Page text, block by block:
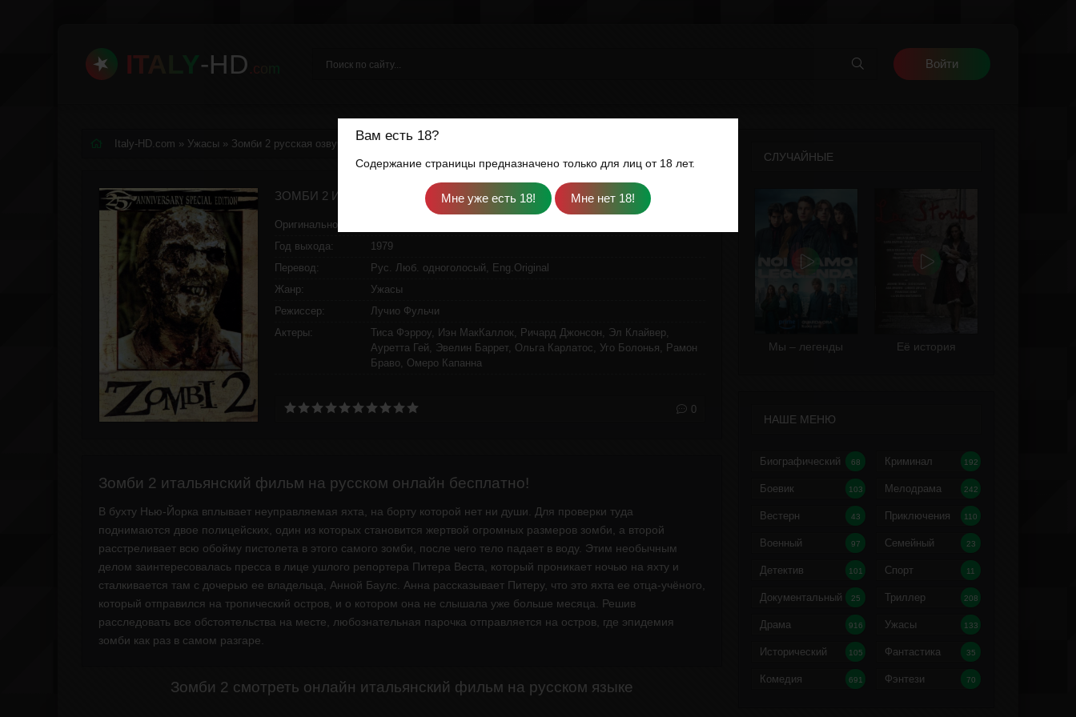
ITALY-HD .com Войти
СЛУЧАЙНЫЕ
Мы – легенды Её история
НАШЕ МЕНЮ
Биографический 68
Боевик 103
Вестерн 43
Военный 97
Детектив 101
Документальный 25
Драма 916
Исторический 105
Комедия 691
Криминал 192
Мелодрама 242
Приключения 110
Семейный 23
Спорт 11
Триллер 208
Ужасы 133
Фантастика 35
Фэнтези 70
Italy-HD.com » Ужасы » Зомби 2 русская озвучка полностью смотреть онлайн
Вам есть 18?
Содержание страницы предназначено только для лиц от 18 лет.
Оригинальное:
Год выхода:
1979
Перевод:
Рус. Люб. одноголосый, Eng.Original
Жанр:
Ужасы
Режиссер:
Лучио Фульчи
Актеры:
Тиса Фэрроу, Иэн МакКаллок, Ричард Джонсон, Эл Клайвер,
Ауретта Гей, Эвелин Баррет, Ольга Карлатос, Уго Болонья, Рамон
Браво, Омеро Капанна
0
Зомби 2 итальянский фильм на русском онлайн бесплатно!
В бухту Нью-Йорка вплывает неуправляемая яхта, на борту которой нет ни души. Для проверки туда
поднимаются двое полицейских, один из которых становится жертвой огромных размеров зомби, а второй
расстреливает всю обойму пистолета в этого самого зомби, после чего тело падает в воду. Этим необычным
делом заинтересовалась пресса в лице ушлого репортера Питера Веста, который проникает ночью на яхту и
сталкивается там с дочерью ее владельца, Анной Баулс. Анна рассказывает Питеру, что это яхта ее отца-учёного,
который отправился на тропический остров, и о котором она не слышала уже больше месяца. Решив
расследовать все обстоятельства на месте, любознательная парочка отправляется на остров, где эпидемия
зомби как раз в самом разгаре.
Зомби 2 смотреть онлайн итальянский фильм на русском языке